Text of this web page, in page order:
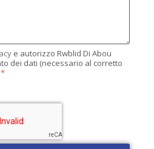
e autorizzo Rwblid Di Abou
dei dati (necessario al corretto